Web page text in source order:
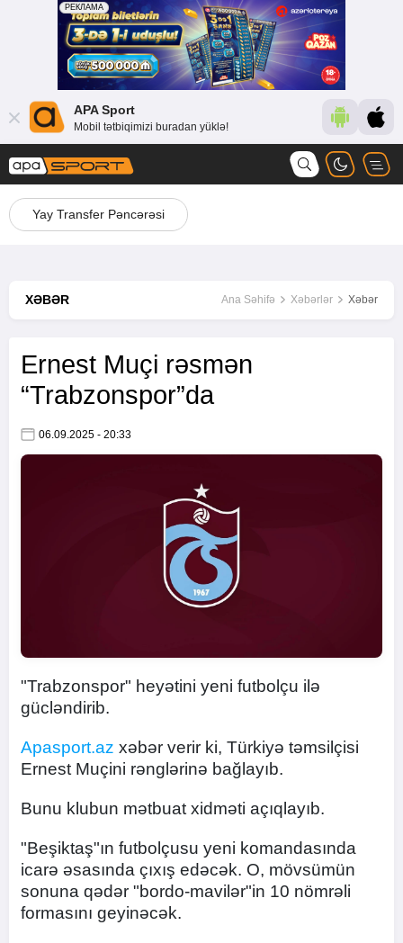
APA Sport
Mobil tətbiqimizi buradan yüklə!
Yay Transfer Pəncərəsi
XƏBƏR Ana Səhifə Xəbərlər Xəbər
Ernest Muçi rəsmən
“Trabzonspor”da
06.09.2025 - 20:33
"Trabzonspor" heyətini yeni futbolçu ilə
gücləndirib.
Apasport.az xəbər verir ki, Türkiyə təmsilçisi
Ernest Muçini rənglərinə bağlayıb.
Bunu klubun mətbuat xidməti açıqlayıb.
"Beşiktaş"ın futbolçusu yeni komandasında
icarə əsasında çıxış edəcək. O, mövsümün
sonuna qədər "bordo-mavilər"in 10 nömrəli
formasını geyinəcək.